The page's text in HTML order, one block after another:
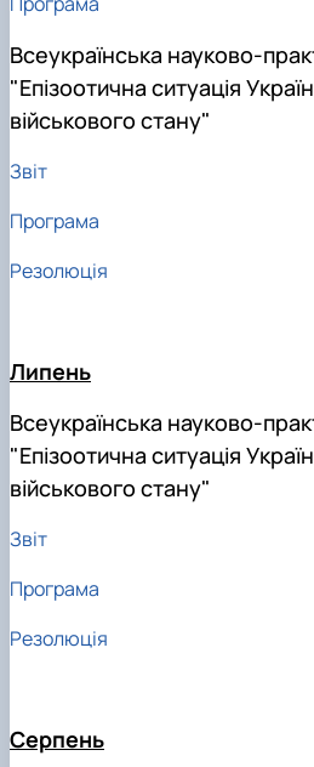
Всеукраїнська науково-
"Епізоотична ситуація
військового стану"
Звіт
Програма
Резолюція
Липень
Всеукраїнська науково-
"Епізоотична ситуація
військового стану"
Звіт
Програма
Резолюція
Серпень